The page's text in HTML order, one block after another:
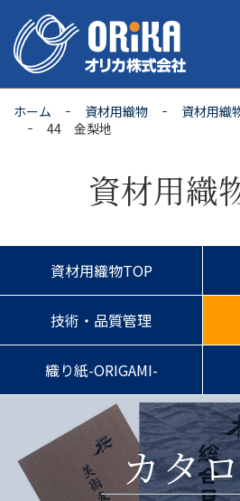
ホーム 資材用織物
資材用織
44 金梨地
資材用織
資材用織物TOP
技術・品質管理
織り紙-ORIGAMI-
カタ